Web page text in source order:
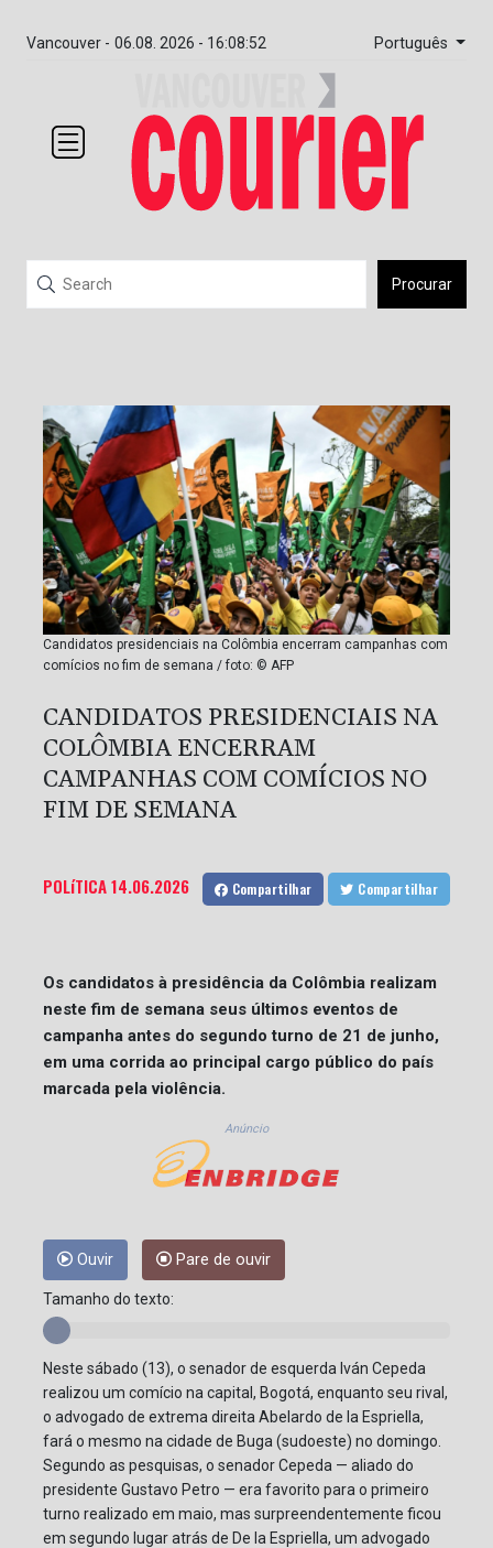
Vancouver - 06.08. 2026 - 16:08:52 Português
Procurar
Candidatos presidenciais na Colômbia encerram campanhas com
comícios no fim de semana / foto: © AFP
CANDIDATOS PRESIDENCIAIS NA
COLÔMBIA ENCERRAM
CAMPANHAS COM COMÍCIOS NO
FIM DE SEMANA
POLíTICA14.06.2026 Compartilhar Compartilhar
Os candidatos à presidência da Colômbia realizam
neste fim de semana seus últimos eventos de
campanha antes do segundo turno de 21 de junho,
em uma corrida ao principal cargo público do país
marcada pela violência.
Anúncio
Ouvir Pare de ouvir
Tamanho do texto:
Neste sábado (13), o senador de esquerda Iván Cepeda
realizou um comício na capital, Bogotá, enquanto seu rival,
o advogado de extrema direita Abelardo de la Espriella,
fará o mesmo na cidade de Buga (sudoeste) no domingo.
Segundo as pesquisas, o senador Cepeda — aliado do
presidente Gustavo Petro — era favorito para o primeiro
turno realizado em maio, mas surpreendentemente ficou
em segundo lugar atrás de De la Espriella, um advogado